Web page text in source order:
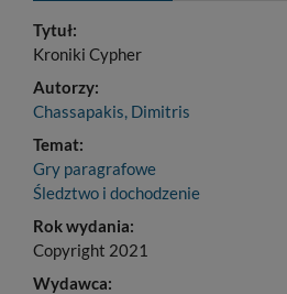
Tytuł:
Kroniki Cypher
Autorzy:
Chassapakis, Dimitris
Temat:
Gry paragrafowe
Śledztwo i dochodzenie
Rok wydania:
Copyright 2021
Wydawca: